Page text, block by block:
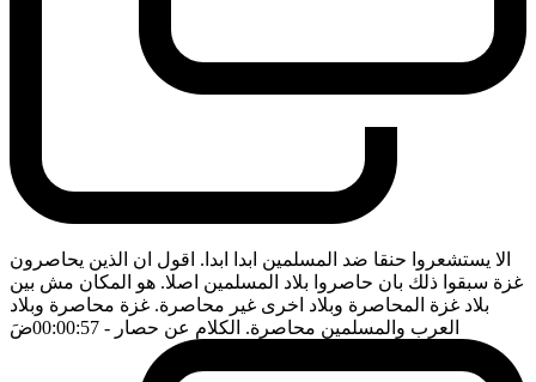
الا يستشعروا حنقا ضد المسلمين ابدا ابدا. اقول ان الذين يحاصرون
غزة سبقوا ذلك بان حاصروا بلاد المسلمين اصلا. هو المكان مش بين
بلاد غزة المحاصرة وبلاد اخرى غير محاصرة. غزة محاصرة وبلاد
العرب والمسلمين محاصرة. الكلام عن حصار - 00:00:57 ضَ